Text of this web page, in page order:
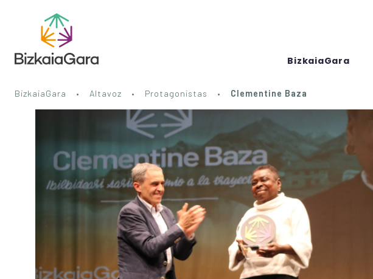
BizkaiaGara
BizkaiaGara Altavoz Protagonistas Clementine Baza